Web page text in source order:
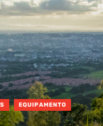
EQUIPAMENTO